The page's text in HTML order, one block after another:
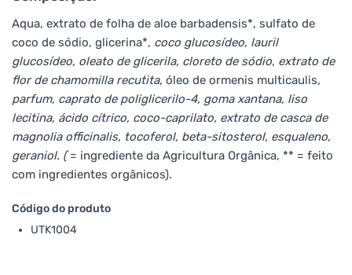
Aqua, extrato de folha de aloe barbadensis*, sulfato de
coco de sódio, glicerina*, coco glucosídeo, lauril
glucosídeo, oleato de glicerila, cloreto de sódio, extrato de
flor de chamomilla recutita, óleo de ormenis multicaulis,
parfum, caprato de poliglicerilo-4, goma xantana, liso
lecitina, ácido cítrico, coco-caprilato, extrato de casca de
magnolia officinalis, tocoferol, beta-sitosterol, esqualeno,
geraniol. (= ingrediente da Agricultura Orgânica, ** = feito
com ingredientes orgânicos).
Código do produto
UTK1004